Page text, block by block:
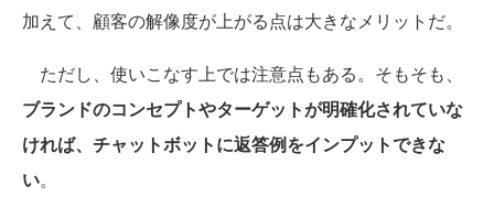
加えて、顧客の解像度が上がる点は大きなメリットだ。
ただし、使いこなす上では注意点もある。そもそも、
ブランドのコンセプトやターゲットが明確化されていな
ければ、チャットボットに返答例をインプットできな
い。